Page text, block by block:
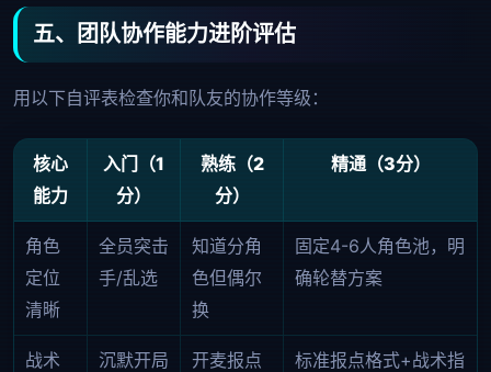
五、团队协作能力进阶评估
用以下自评表检查你和队友的协作等级：
核心
能力
入门（1
分）
熟练（2
分）
精通（3分）
角色
定位
清晰
全员突击
手/乱选
知道分角
色但偶尔
换
固定4-6人角色池，明
确轮替方案
战术
沉默开局
开麦报点
标准报点格式+战术指